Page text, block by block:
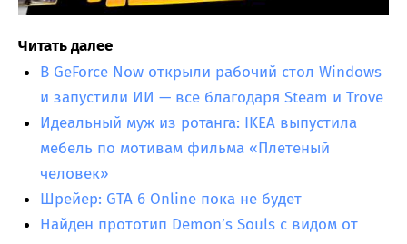
Читать далее
В GeForce Now открыли рабочий стол Windows
и запустили ИИ — все благодаря Steam и Trove
Идеальный муж из ротанга: IKEA выпустила
мебель по мотивам фильма «Плетеный
человек»
Шрейер: GTA 6 Online пока не будет
Найден прототип Demon’s Souls с видом от